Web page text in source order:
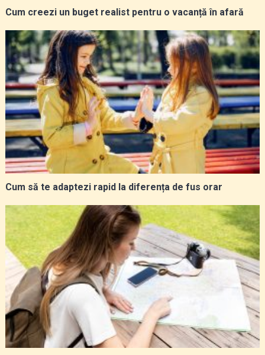
Cum creezi un buget realist pentru o vacanță în afară
Cum să te adaptezi rapid la diferența de fus orar